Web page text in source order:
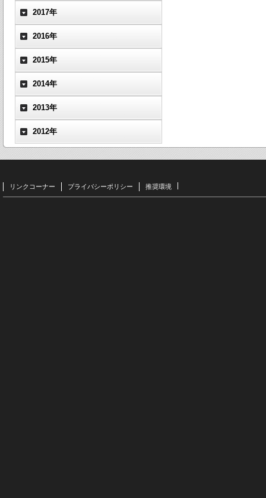
2017年
2016年
2015年
2014年
2013年
2012年
リンクコーナー プライバシーポリシー 推奨環境